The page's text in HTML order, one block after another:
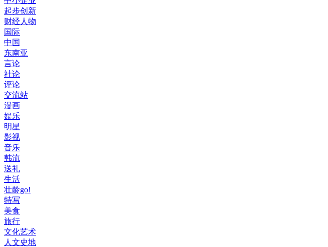
起步创新
财经人物
国际
中国
东南亚
言论
社论
评论
交流站
漫画
娱乐
明星
影视
音乐
韩流
送礼
生活
壮龄go!
特写
美食
旅行
文化艺术
人文史地